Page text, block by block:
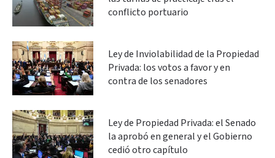
conflicto portuario
Ley de Inviolabilidad de la Propiedad
Privada: los votos a favor y en
contra de los senadores
Ley de Propiedad Privada: el Senado
la aprobó en general y el Gobierno
cedió otro capítulo